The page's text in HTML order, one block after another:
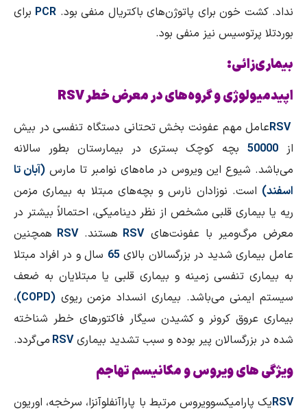
نداد. کشت خون برای پاتوژن‌های باکتریال منفی بود. PCR برای
بوردتلا پرتوسیس نیز منفی بود.
بیماری‌زائی:
اپیدمیولوژی و گروه‌های در معرض خطر RSV
RSVعامل مهم عفونت بخش تحتانی دستگاه تنفسی در بیش
از 50000 بچه کوچک بستری در بیمارستان بطور سالانه
می‌باشد. شیوع این ویروس در ماه‌های نوامبر تا مارس(آبان تا
اسفند) است. نوزادان نارس و بچه‌های مبتلا به بیماری مزمن
ریه یا بیماری قلبی مشخص از نظر دینامیکی، احتمالاً بیشتر در
معرض مرگ‌ومیر با عفونت‌هایRSV هستند.RSV همچنین
عامل بیماری شدید در بزرگسالان بالای65 سال و در افراد مبتلا
به بیماری تنفسی زمینه و بیماری قلبی یا مبتلایان به ضعف
سیستم ایمنی می‌باشد. بیماری انسداد مزمن ریوی (
COPD
)،
بیماری عروق کرونر و کشیدن سیگار فاکتورهای خطر شناخته
شده در بزرگسالان پیر بوده و سبب تشدید بیماریRSV می‌گردد.
ویژگی های ویروس و مکانیسم تهاجم
RSVیک پارامیکسوویروس مرتبط با پاراآنفلوآنزا، سرخجه، اوریون